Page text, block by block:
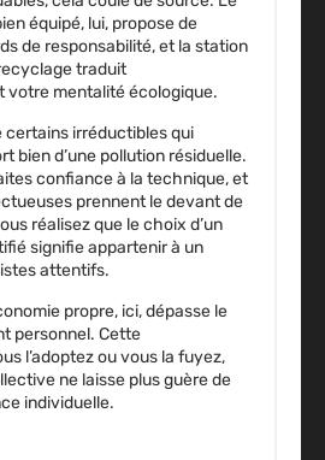
équipé, lui, propose de
de responsabilité, et la station
traduit
votre mentalité écologique.
certains irréductibles qui
bien d’une pollution résiduelle.
confiance à la technique, et
prennent le devant de
réalisez que le choix d’un
signifie appartenir à un
attentifs.
propre, ici, dépasse le
personnel. Cette
l’adoptez ou vous la fuyez,
ne laisse plus guère de
individuelle.